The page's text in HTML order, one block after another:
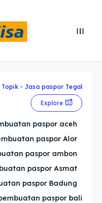
Cari
Cari
Topik Jasa paspor Tegal
Explore
paspor aceh
paspor Alor
paspor ambon
paspor Asmat
paspor Badung
paspor bali